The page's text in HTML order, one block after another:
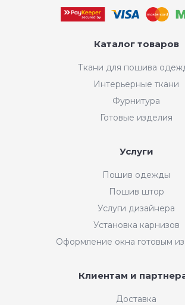
Каталог товаров
Ткани для пошива
Интерьерные ткани
Фурнитура
Готовые изделия
Услуги
Пошив одежды
Пошив штор
Услуги дизайнера
Установка карнизов
Оформление окна готовым
Клиентам и
Доставка